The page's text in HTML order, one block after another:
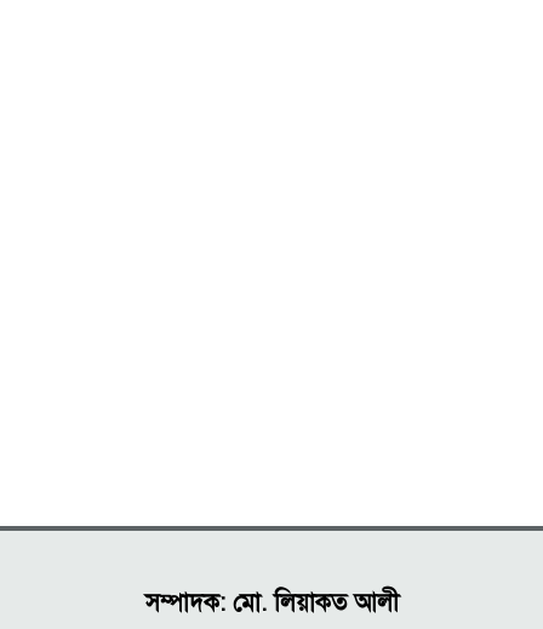
সম্পাদক: মো. লিয়াকত আলী